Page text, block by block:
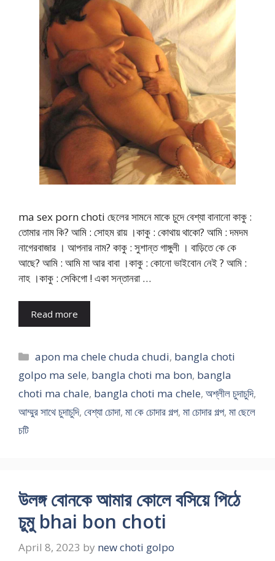
ma sex porn choti ছেলের সামনে মাকে চুদে বেশ্যা বানানো কাকু :
তোমার নাম কি? আমি : সোহম রায় ।কাকু : কোথায় থাকো? আমি : দমদম
নাগেরবাজার । আপনার নাম? কাকু : সুশান্ত গাঙ্গুলী । বাড়িতে কে কে
আছে? আমি : আমি মা আর বাবা ।কাকু : কোনো ভাইবোন নেই ? আমি :
নাহ ।কাকু : সেকিগো ! একা সন্তানরা …
Read more
Categories
apon ma chele chuda chudi, bangla choti
golpo ma sele, bangla choti ma bon, bangla
choti ma chale, bangla choti ma chele, অশ্লীল চুদাচুদি,
আম্মুর সাথে চুদাচুদি, বেশ্যা চোদা, মা কে চোদার গল্প, মা চোদার গল্প, মা ছেলে
চটি
উলঙ্গ বোনকে আমার কোলে বসিয়ে পিঠে
চুমু bhai bon choti
April 8, 2023 by new choti golpo